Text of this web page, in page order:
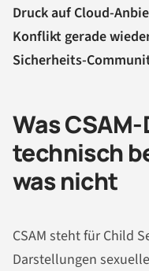
Druck auf Cloud-
Konflikt gerade
Sicherheits-
Was
technisch
was nicht
CSAM steht für Child
Darstellungen